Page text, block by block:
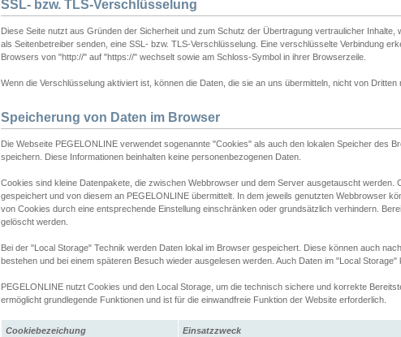
SSL- bzw. TLS-Verschlüsselung
Diese Seite nutzt aus Gründen der Sicherheit und zum Schutz der Übertragung vertraulicher Inhalte,
als Seitenbetreiber senden, eine SSL- bzw. TLS-Verschlüsselung. Eine verschlüsselte Verbindung
Browsers von "http://" auf "https://" wechselt sowie am Schloss-Symbol in ihrer Browserzeile.
Wenn die Verschlüsselung aktiviert ist, können die Daten, die sie an uns übermitteln, nicht von Dritten
Speicherung von Daten im Browser
Die Webseite PEGELONLINE verwendet sogenannte "Cookies" als auch den lokalen Speicher des
speichern. Diese Informationen beinhalten keine personenbezogenen Daten.
Cookies sind kleine Datenpakete, die zwischen Webbrowser und dem Server ausgetauscht werden.
gespeichert und von diesem an PEGELONLINE übermittelt. In dem jeweils genutzten Webbrowser
von Cookies durch eine entsprechende Einstellung einschränken oder grundsätzlich verhindern.
gelöscht werden.
Bei der "Local Storage" Technik werden Daten lokal im Browser gespeichert. Diese können auch
bestehen und bei einem späteren Besuch wieder ausgelesen werden. Auch Daten im "Local
PEGELONLINE nutzt Cookies und den Local Storage, um die technisch sichere und korrekte
ermöglicht grundlegende Funktionen und ist für die einwandfreie Funktion der Website erforderlich.
Cookiebezeichung Einsatzzweck